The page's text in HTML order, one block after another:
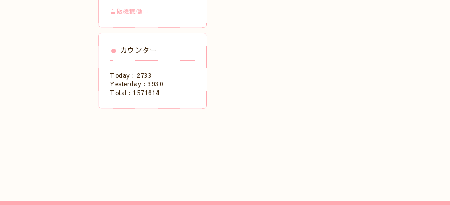
自販機稼働中
カウンター
Today : 2733
Yesterday : 3930
Total : 1571614